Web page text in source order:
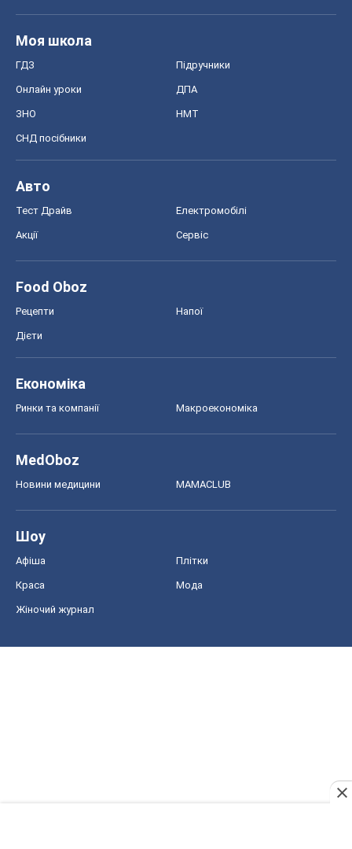
Моя школа
ГДЗ Підручники
Онлайн уроки ДПА
ЗНО НМТ
СНД посібники
Авто
Тест Драйв Електромобілі
Акції Сервіс
Food Oboz
Рецепти Напої
Дієти
Економіка
Ринки та компанії Макроекономіка
MedOboz
Новини медицини MAMACLUB
Шоу
Афіша Плітки
Краса Мода
Жіночий журнал